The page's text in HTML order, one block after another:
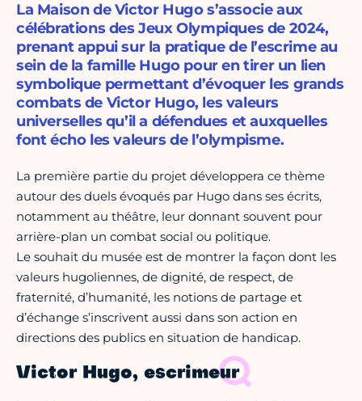
La Maison de Victor Hugo s’associe aux
célébrations des Jeux Olympiques de 2024,
prenant appui sur la pratique de l’escrime au
sein de la famille Hugo pour en tirer un lien
symbolique permettant d’évoquer les grands
combats de Victor Hugo, les valeurs
universelles qu’il a défendues et auxquelles
font écho les valeurs de l’olympisme.
La première partie du projet développera ce thème
autour des duels évoqués par Hugo dans ses écrits,
notamment au théâtre, leur donnant souvent pour
arrière-plan un combat social ou politique.
Le souhait du musée est de montrer la façon dont les
valeurs hugoliennes, de dignité, de respect, de
fraternité, d’humanité, les notions de partage et
d’échange s’inscrivent aussi dans son action en
directions des publics en situation de handicap.
Victor Hugo, escrimeur